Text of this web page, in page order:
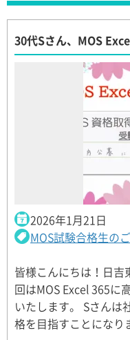
30代Sさん、MOS
2026年1月21日
MOS試験合格生の
皆様こんにちは！日
回はMOS Excel 365に
いたします。 Sさんは
格を目指すことにな